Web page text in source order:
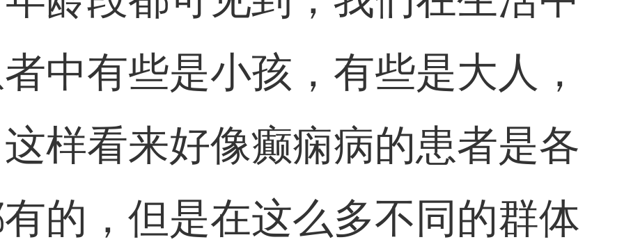
中有些是小孩，有些是大人，
样看来好像癫痫病的患者是各
的，但是在这么多不同的群体